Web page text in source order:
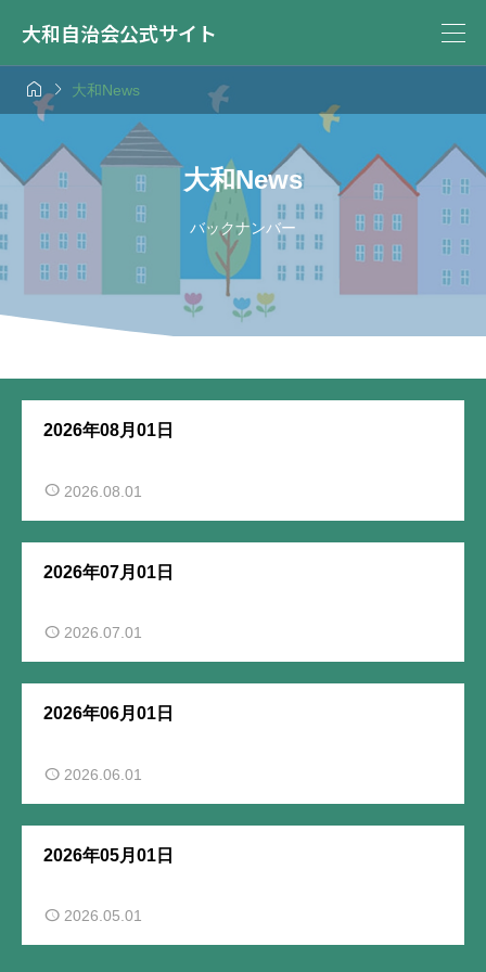
大和自治会公式サイト
 大和News
大和News
バックナンバー
2026年08月01日
2026.08.01
2026年07月01日
2026.07.01
2026年06月01日
2026.06.01
2026年05月01日
2026.05.01